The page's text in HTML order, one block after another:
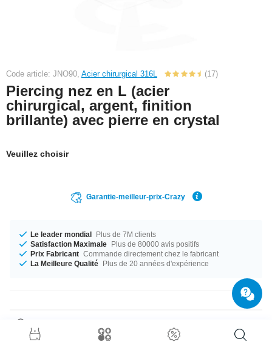
Code article: JNO90, Acier chirurgical 316L (17)
Piercing nez en L (acier
chirurgical, argent, finition
brillante) avec pierre en crystal
Veuillez choisir
Garantie-meilleur-prix-Crazy
Le leader mondial Plus de 7M clients
Satisfaction Maximale Plus de 80000 avis positifs
Prix Fabricant Commande directement chez le fabricant
La Meilleure Qualité Plus de 20 années d'expérience
Un vrai classique : Stud nez avec strass et barre en angle de 90° en acier